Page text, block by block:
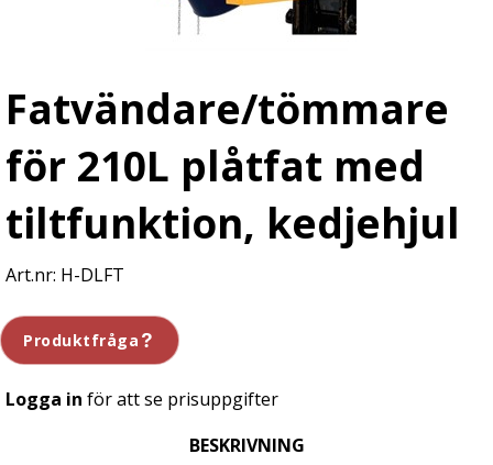
Fatvändare/tömmare
för 210L plåtfat med
tiltfunktion, kedjehjul
H-DLFT
Produktfråga
Logga in för att se prisuppgifter
BESKRIVNING